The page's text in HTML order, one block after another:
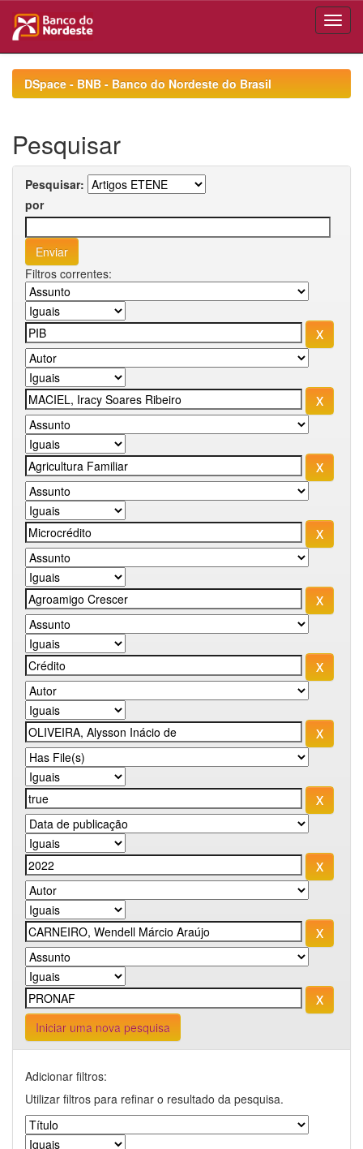
navigationDSpace - BNB - Banco do Nordeste do Brasil
Pesquisar
Pesquisar:
por
Filtros correntes:
Iniciar uma nova pesquisa
Adicionar filtros:
Utilizar filtros para refinar o resultado da pesquisa.